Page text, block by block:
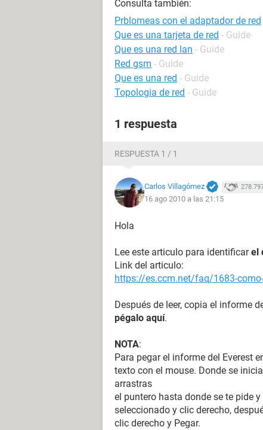
Consulta también:
Prblomeas con el adaptador de red
Que es una tarjeta de red - Guide
Que es una red lan - Guide
Red gsm - Guide
Que es una red - Guide
Topologia de red - Guide
1 respuesta
RESPUESTA 1 / 1
Carlos Villagómez
16 ago 2010 a las 21:15
Hola
Lee este articulo para identificarel
Link del articulo:
https://es.ccm.net/faq/1683-
Después de leer, copia el informe
pégalo aquí.
NOTA:
Para pegar el informe del Everest
texto con el mouse. Donde se
arrastras
el puntero hasta donde se te pide
seleccionado y clic derecho,
clic derecho y Pegar.